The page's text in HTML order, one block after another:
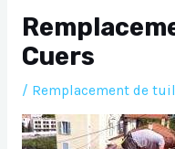
Cuers
/ Remplacement de